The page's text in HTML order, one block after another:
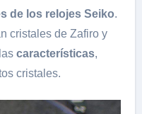
de los relojes Seiko.
cristales de Zafiro y
características,
cristales.